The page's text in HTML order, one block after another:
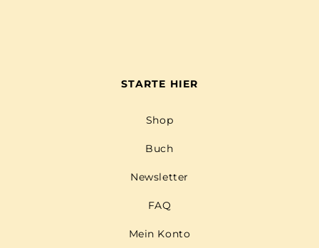
STARTE HIER
Shop
Buch
Newsletter
FAQ
Mein Konto